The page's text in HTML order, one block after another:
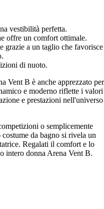
vestibilità perfetta.
offre un comfort ottimale.
grazie a un taglio che favorisce
di nuoto.
Vent B è anche apprezzato per
e moderno riflette i valori
e prestazioni nell'universo
o semplicemente
da bagno si rivela un
Regalati il comfort e lo
intero donna Arena Vent B.